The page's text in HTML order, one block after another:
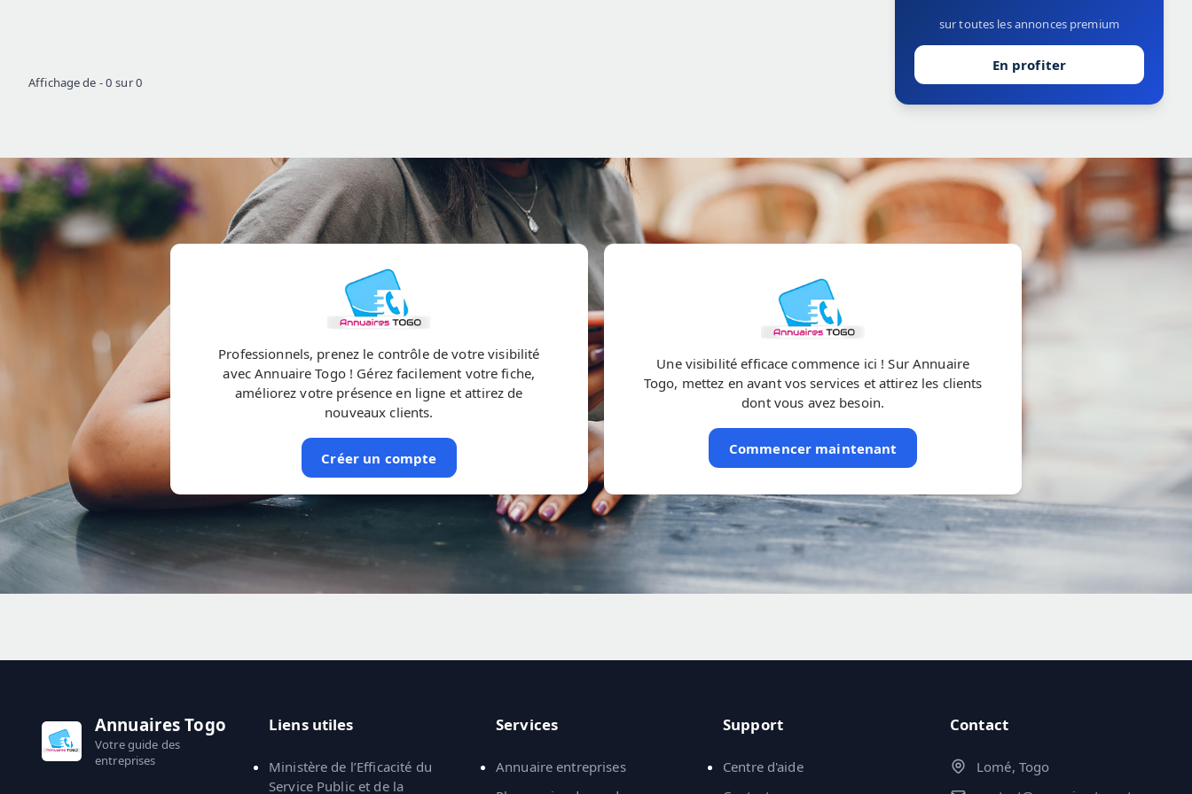
Affichage de -0 sur0
sur toutes les annonces premium
En profiter
Professionnels, prenez le contrôle de votre visibilité
avec Annuaire Togo ! Gérez facilement votre fiche,
améliorez votre présence en ligne et attirez de
nouveaux clients.
Créer un compte
Une visibilité efficace commence ici ! Sur Annuaire
Togo, mettez en avant vos services et attirez les clients
dont vous avez besoin.
Commencer maintenant
Annuaires Togo
Votre guide des
entreprises
Liens utiles
Ministère de l’Efficacité du
Service Public et de la
Services
Annuaire entreprises
Support
Centre d'aide
Contact
Lomé, Togo